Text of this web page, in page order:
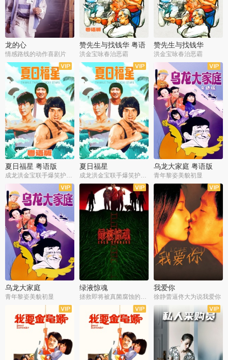
龙的心
情感路线的动作喜剧片
赞先生与找钱华 粤语
版
洪金宝咏春治恶霸
赞先生与找钱华
洪金宝咏春治恶霸
夏日福星 粤语版
成龙洪金宝联手爆笑护美女
夏日福星
成龙洪金宝联手爆笑护美女
乌龙大家庭 粤语版
青年黎姿美貌初显
乌龙大家庭
青年黎姿美貌初显
绿液惊魂
拯救即将被真菌腐蚀的世界
我爱你
徐静蕾逼佟大为说我爱你